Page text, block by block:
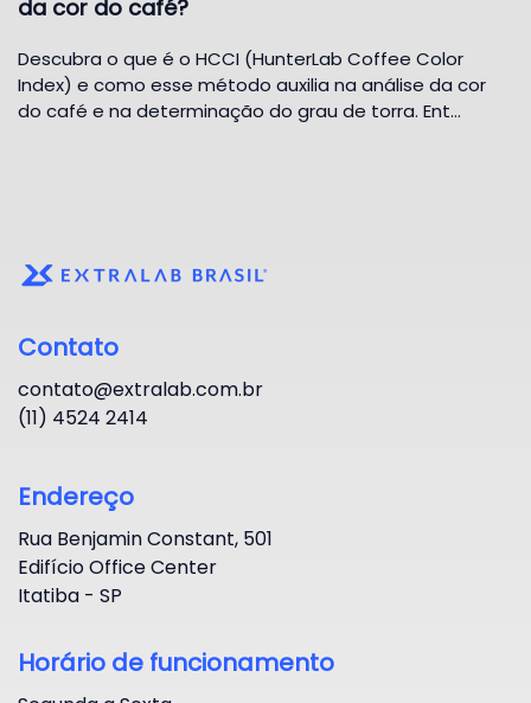
da cor do café?
Descubra o que é o HCCI (HunterLab Coffee Color
Index) e como esse método auxilia na análise da cor
do café e na determinação do grau de torra. Ent…
Contato
contato@extralab.com.br
(11) 4524 2414
Endereço
Rua Benjamin Constant, 501
Edifício Office Center
Itatiba - SP
Horário de funcionamento